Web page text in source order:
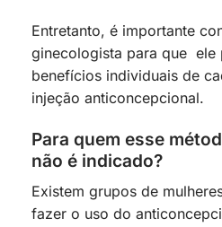
Entretanto, é importante
ginecologista para que ele
benefícios individuais de
injeção anticoncepcional.
Para quem esse
não é indicado?
Existem grupos de
fazer o uso do